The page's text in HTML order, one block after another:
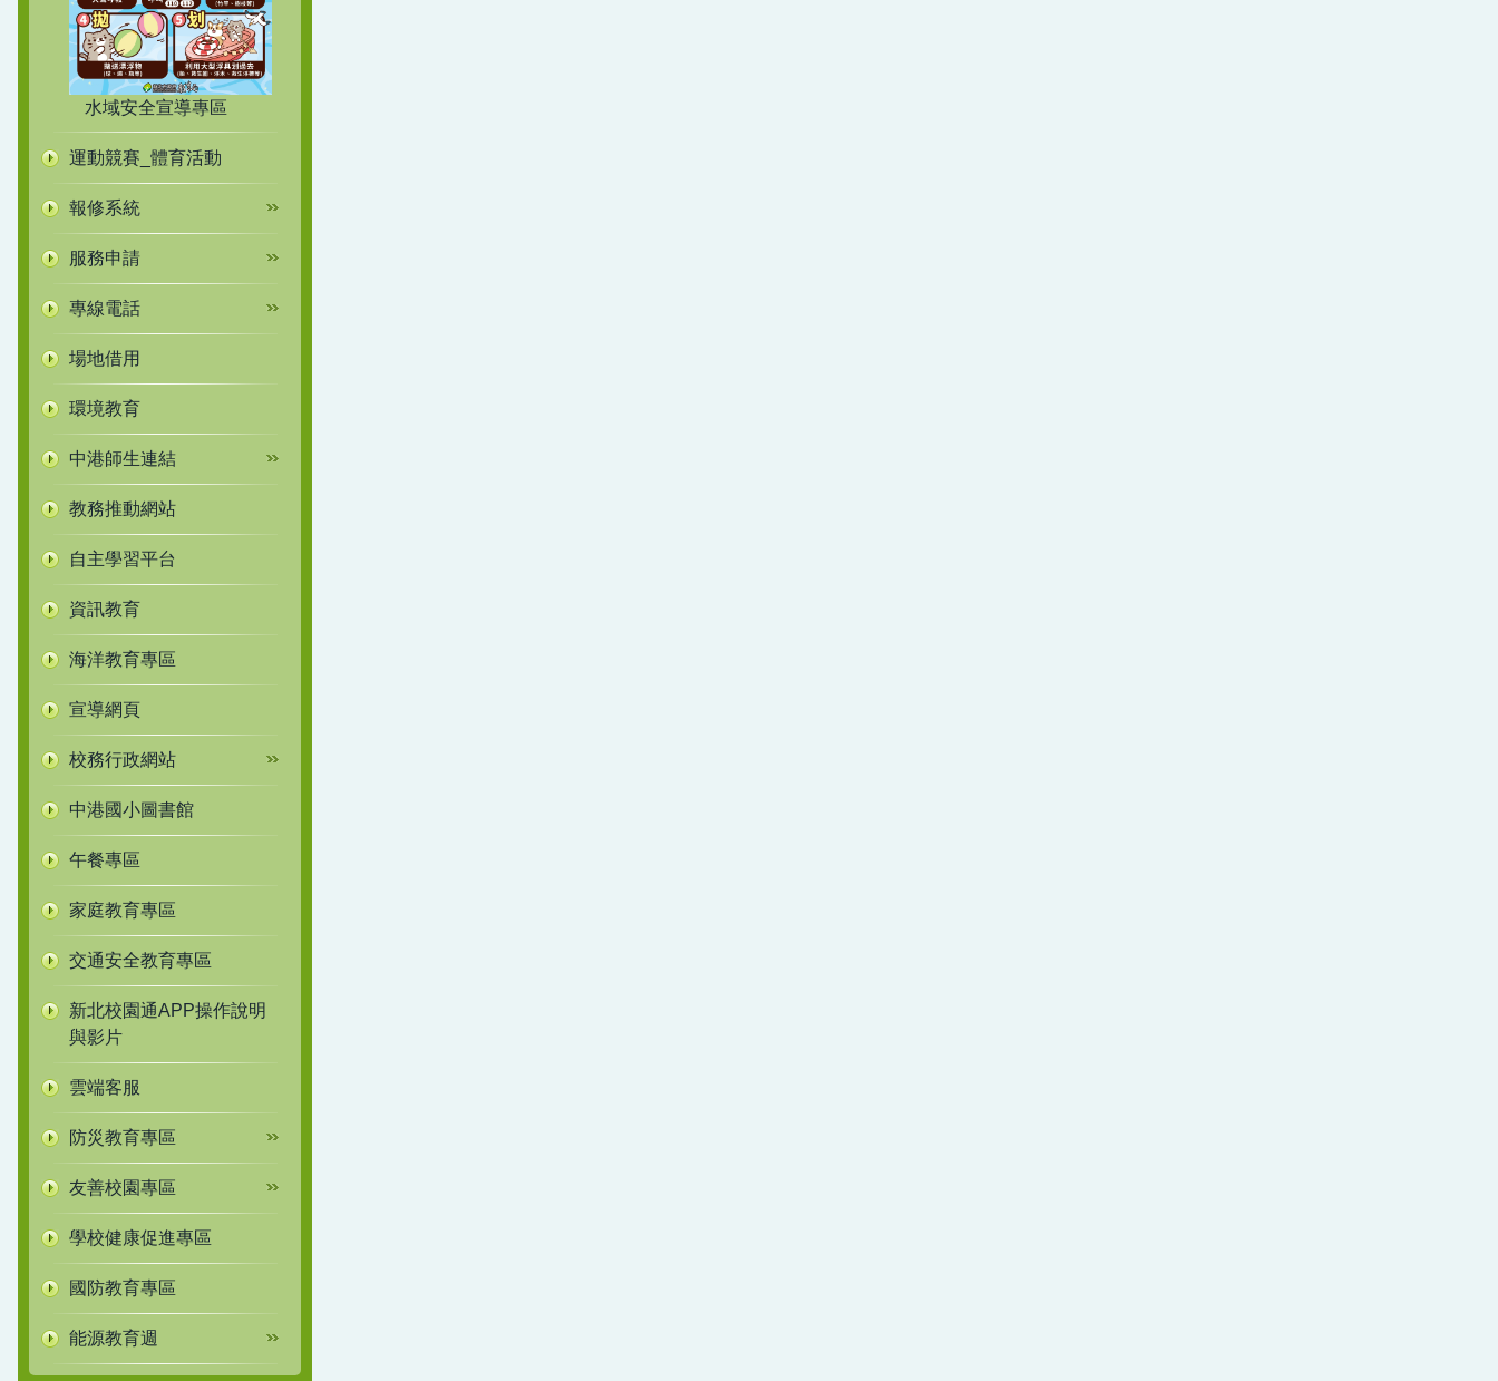
水域安全宣導專區
運動競賽_體育活動
報修系統
服務申請
專線電話
場地借用
環境教育
中港師生連結
教務推動網站
自主學習平台
資訊教育
海洋教育專區
宣導網頁
校務行政網站
中港國小圖書館
午餐專區
家庭教育專區
交通安全教育專區
新北校園通APP操作說明
與影片
雲端客服
防災教育專區
友善校園專區
學校健康促進專區
國防教育專區
能源教育週